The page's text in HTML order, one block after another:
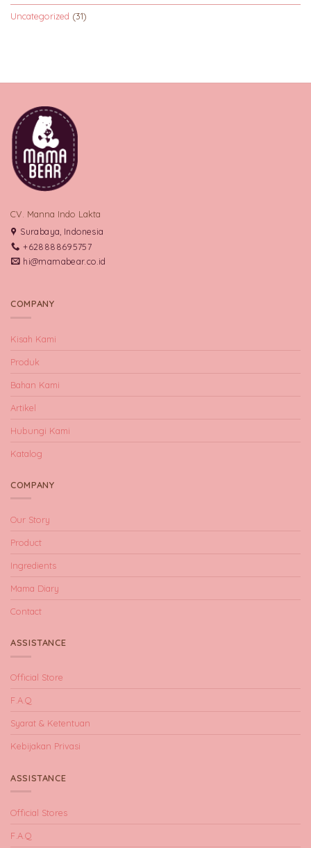
Uncategorized (31)
CV. Manna Indo Lakta
Surabaya, Indonesia
+628888695757
hi@mamabear.co.id
COMPANY
Kisah Kami
Produk
Bahan Kami
Artikel
Hubungi Kami
Katalog
COMPANY
Our Story
Product
Ingredients
Mama Diary
Contact
ASSISTANCE
Official Store
F.A.Q
Syarat & Ketentuan
Kebijakan Privasi
ASSISTANCE
Official Stores
F.A.Q